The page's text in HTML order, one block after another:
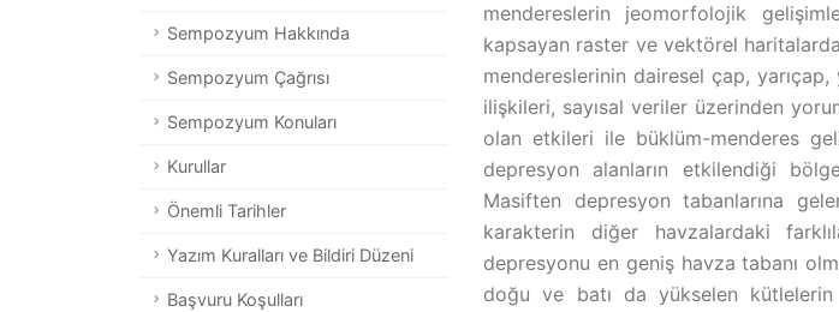
Sempozyum Hakkında
Sempozyum Çağrısı
Sempozyum Konuları
Kurullar
Önemli Tarihler
Yazım Kuralları ve Bildiri Düzeni
Başvuru Koşulları
mendereslerin jeomorfolojik
kapsayan raster ve vektörel
mendereslerinin dairesel çap, yarıçap,
ilişkileri, sayısal veriler üzerinden
olan etkileri ile büklüm-menderes
depresyon alanların etkilendiği
Masiften depresyon tabanlarına
karakterin diğer havzalardaki
depresyonu en geniş havza tabanı
doğu ve batı da yükselen